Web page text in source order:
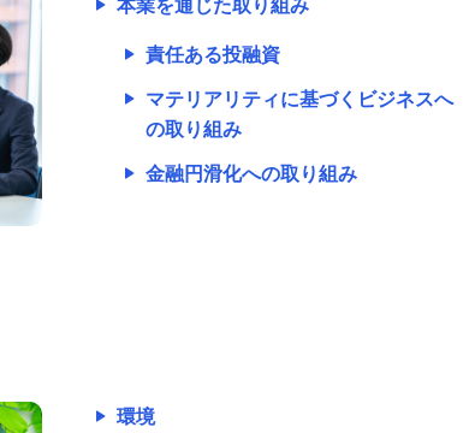
本業を通じた取り組み
責任ある投融資
マテリアリティに基づくビジネスへ
の取り組み
金融円滑化への取り組み
環境